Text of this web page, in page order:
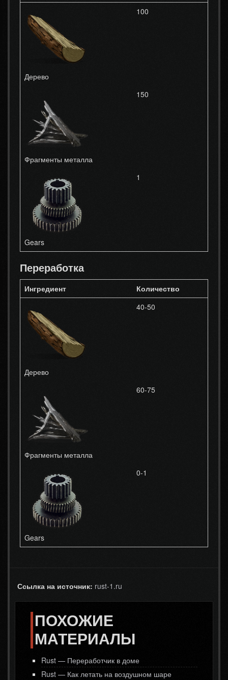
Дерево
100
Фрагменты металла
150
Gears
1
Переработка
Ингредиент Количество
Дерево
40-50
Фрагменты металла
60-75
Gears
0-1
Ссылка на источник: rust-1.ru
ПОХОЖИЕ
МАТЕРИАЛЫ
Rust — Переработчик в доме
Rust — Как летать на воздушном шаре